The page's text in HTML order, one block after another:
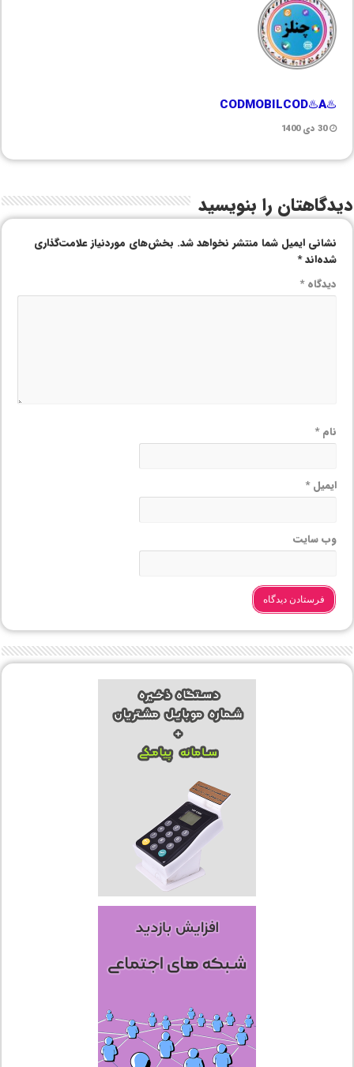
♨️CODMOBILCOD♨️A
30 دی 1400
دیدگاهتان را بنویسید
نشانی ایمیل شما منتشر نخواهد شد. بخش‌های موردنیاز علامت‌گذاری
شده‌اند*
دیدگاه*
نام*
ایمیل*
وب‌ سایت